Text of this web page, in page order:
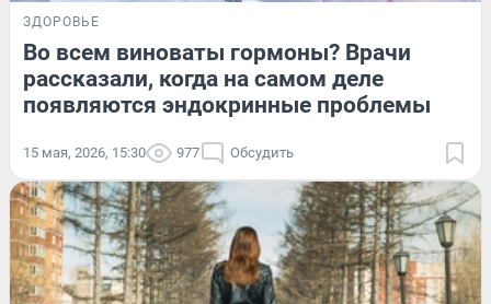
ЗДОРОВЬЕ
Во всем виноваты гормоны? Врачи
рассказали, когда на самом деле
появляются эндокринные проблемы
15 мая, 2026, 15:30 977 Обсудить